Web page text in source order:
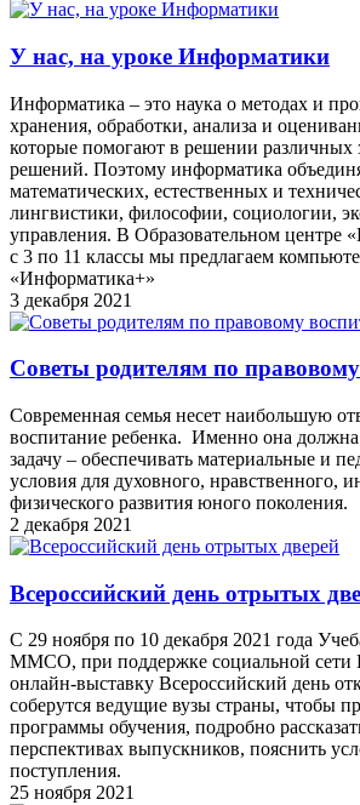
У нас, на уроке Информатики
Информатика – это наука о методах и
хранения, обработки, анализа и
которые помогают в решении различных
решений. Поэтому информатика
математических, естественных и
лингвистики, философии, социологии,
управления. В Образовательном
с 3 по 11 классы мы предлагаем
«Информатика+»
3 декабря 2021
Советы родителям по
Современная семья несет наибольшую
воспитание ребенка. Именно она
задачу – обеспечивать материальные и
условия для духовного, нравственного,
физического развития юного поколения.
2 декабря 2021
Всероссийский день отрытых
С 29 ноября по 10 декабря 2021 года
ММСО, при поддержке социальной сети
онлайн-выставку Всероссийский день
соберутся ведущие вузы страны, чтобы
программы обучения, подробно
перспективах выпускников, пояснить
поступления.
25 ноября 2021